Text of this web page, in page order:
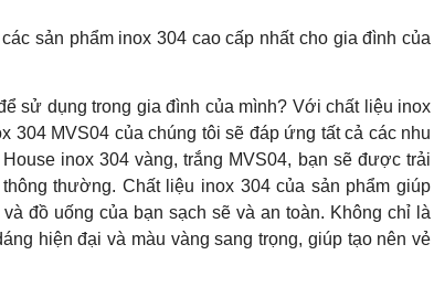
sản phẩm inox 304 cao cấp nhất cho gia đình của
sử dụng trong gia đình của mình? Với chất liệu inox
304 MVS04 của chúng tôi sẽ đáp ứng tất cả các nhu
inox 304 vàng, trắng MVS04, bạn sẽ được trải
thường. Chất liệu inox 304 của sản phẩm giúp
đồ uống của bạn sạch sẽ và an toàn. Không chỉ là
hiện đại và màu vàng sang trọng, giúp tạo nên vẻ